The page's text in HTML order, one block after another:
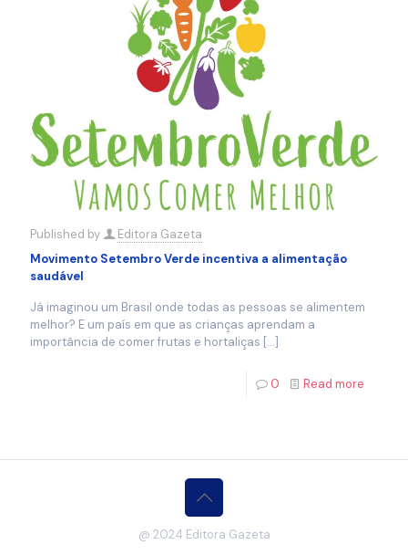
Published by
Editora Gazeta
Movimento Setembro Verde incentiva a alimentação
saudável
Já imaginou um Brasil onde todas as pessoas se alimentem
melhor? E um país em que as crianças aprendam a
importância de comer frutas e hortaliças […]
0 Read more
@ 2024 Editora Gazeta